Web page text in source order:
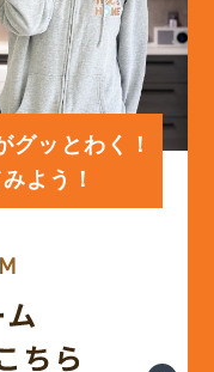
グッとわく！
よう！